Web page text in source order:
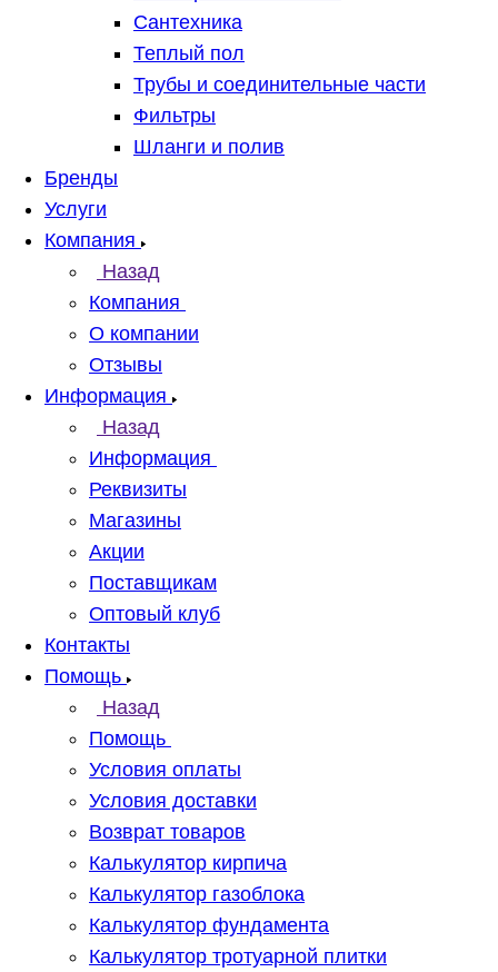
Сантехника
Теплый пол
Трубы и соединительные части
Фильтры
Шланги и полив
Бренды
Услуги
Компания
Назад
Компания
О компании
Отзывы
Информация
Назад
Информация
Реквизиты
Магазины
Акции
Поставщикам
Оптовый клуб
Контакты
Помощь
Назад
Помощь
Условия оплаты
Условия доставки
Возврат товаров
Калькулятор кирпича
Калькулятор газоблока
Калькулятор фундамента
Калькулятор тротуарной плитки